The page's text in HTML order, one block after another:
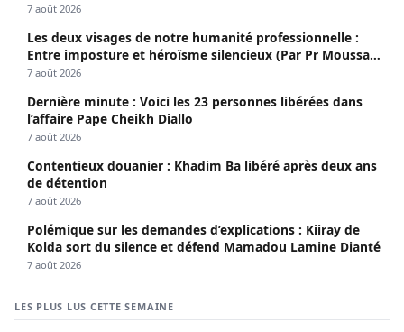
7 août 2026
Les deux visages de notre humanité professionnelle :
Entre imposture et héroïsme silencieux (Par Pr Moussa
Seydi)
7 août 2026
Dernière minute : Voici les 23 personnes libérées dans
l’affaire Pape Cheikh Diallo
7 août 2026
Contentieux douanier : Khadim Ba libéré après deux ans
de détention
7 août 2026
Polémique sur les demandes d’explications : Kiiray de
Kolda sort du silence et défend Mamadou Lamine Dianté
7 août 2026
LES PLUS LUS CETTE SEMAINE